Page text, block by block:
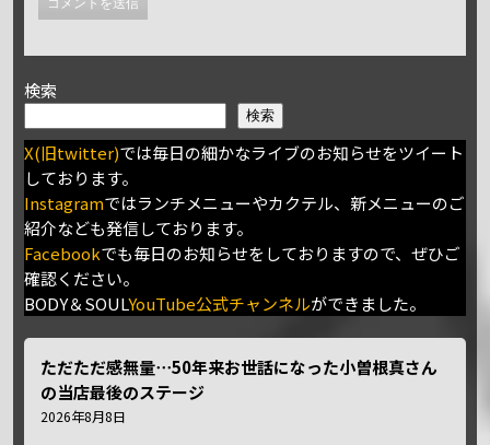
検索
検索
X(旧twitter)では毎日の細かなライブのお知らせをツイート
しております。
Instagramではランチメニューやカクテル、新メニューのご
紹介なども発信しております。
Facebookでも毎日のお知らせをしておりますので、ぜひご
確認ください。
BODY＆SOULYouTube公式チャンネルができました。
ただただ感無量⋯50年来お世話になった小曽根真さん
の当店最後のステージ
2026年8月8日